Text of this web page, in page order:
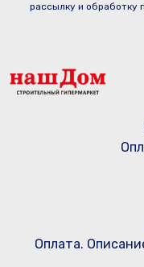
рассылку и обработку
Оплата.